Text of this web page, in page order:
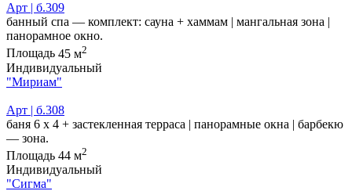
Арт | б.309
банный спа — комплект: сауна + хаммам | мангальная зона |
панорамное окно.
Площадь 45 м2
Индивидуальный
"Мириам"
Арт | б.308
баня 6 х 4 + застекленная терраса | панорамные окна | барбекю
— зона.
Площадь 44 м2
Индивидуальный
"Сигма"